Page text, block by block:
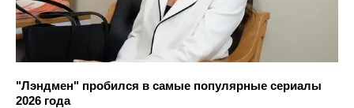
"Лэндмен" пробился в самые популярные сериалы
2026 года